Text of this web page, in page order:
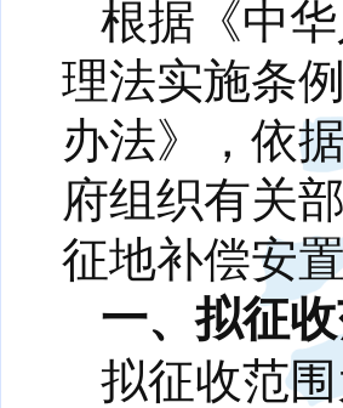
根据《中
理法实施条
办法》，依
府组织有关
征地补偿安
一、拟征收
拟征收范